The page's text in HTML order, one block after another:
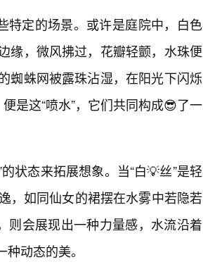
特定的场景。或许是庭院中，白色
缘，微风拂过，花瓣轻颤，水珠便
蜘蛛网被露珠沾湿，在阳光下闪烁
是这“喷水”，它们共同构成😎了一
状态来拓展想象。当“白💡丝”是轻
，如同仙女的裙摆在水雾中若隐若
则会展现出一种力量感，水流沿着
动态的美。